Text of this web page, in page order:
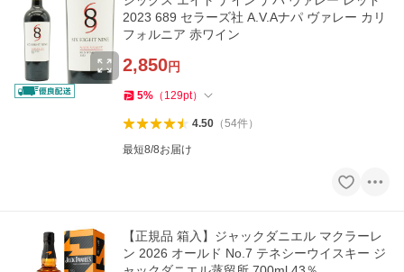
2023 689 セラーズ社 A.V.Aナパ ヴァレー カリ
フォルニア 赤ワイン
2,850円
5% （ 129pt）
4.50（54件）
最短8/8お届け
【正規品 箱入】ジャックダニエル マクラーレ
ン 2026 オールド No.7 テネシーウイスキー ジ